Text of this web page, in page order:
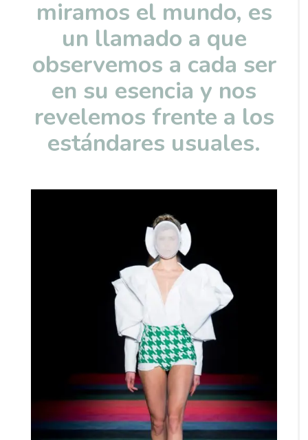
miramos el mundo, es
un llamado a que
observemos a cada ser
en su esencia y nos
revelemos frente a los
estándares usuales.